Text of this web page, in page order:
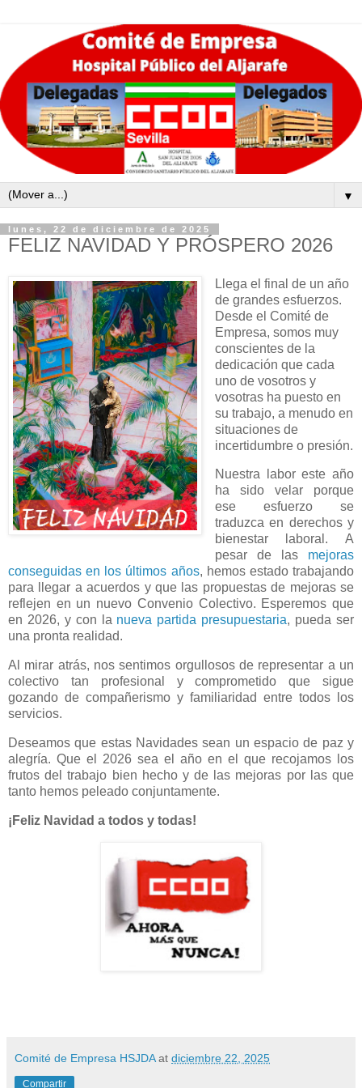
▼
lunes, 22 de diciembre de 2025
FELIZ NAVIDAD Y PRÓSPERO 2026
Llega el final de un año
de grandes esfuerzos.
Desde el Comité de
Empresa, somos muy
conscientes de la
dedicación que cada
uno de vosotros y
vosotras ha puesto en
su trabajo, a menudo en
situaciones de
incertidumbre o presión.
Nuestra labor este año
ha sido velar porque
ese esfuerzo se
traduzca en derechos y
bienestar laboral. A
pesar de las mejoras
conseguidas en los últimos años, hemos estado trabajando
para llegar a acuerdos y que las propuestas de mejoras se
reflejen en un nuevo Convenio Colectivo. Esperemos que
en 2026, y con la nueva partida presupuestaria, pueda ser
una pronta realidad.
Al mirar atrás, nos sentimos orgullosos de representar a un
colectivo tan profesional y comprometido que sigue
gozando de compañerismo y familiaridad entre todos los
servicios.
Deseamos que estas Navidades sean un espacio de paz y
alegría. Que el 2026 sea el año en el que recojamos los
frutos del trabajo bien hecho y de las mejoras por las que
tanto hemos peleado conjuntamente.
¡Feliz Navidad a todos y todas!
Comité de Empresa HSJDA at diciembre 22, 2025
Compartir